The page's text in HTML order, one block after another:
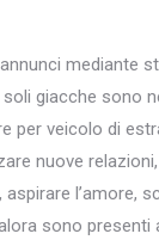
mediante
giacche sono
per veicolo di
nuove
l’amore,
sono presenti